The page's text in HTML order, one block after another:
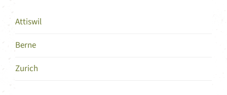
Attiswil
Berne
Zurich